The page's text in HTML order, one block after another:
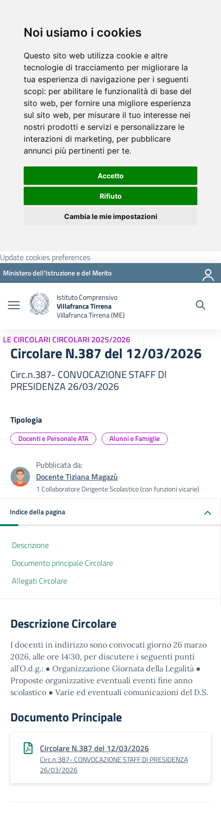
Noi usiamo i cookies
Questo sito web utilizza cookie e altre
tecnologie di tracciamento per migliorare la
tua esperienza di navigazione per i seguenti
scopi: per abilitare le funzionalità di base del
sito web, per fornire una migliore esperienza
sul sito web, per misurare il tuo interesse nei
nostri prodotti e servizi e personalizzare le
interazioni di marketing, per pubblicare
annunci più pertinenti per te.
Accetto
Rifiuto
Cambia le mie impostazioni
Update cookies preferences
Ministero dell'Istruzione e del Merito
Istituto Comprensivo
Villafranca Tirrena
Villafranca Tirrena (ME)
LE CIRCOLARI CIRCOLARI 2025/2026
Circolare N.387 del 12/03/2026
Circ.n.387- CONVOCAZIONE STAFF DI
PRESIDENZA 26/03/2026
Tipologia
Docenti e Personale ATA Alunni e Famiglie
Pubblicata da:
Docente Tiziana Magazù
1 Collaboratore Dirigente Scolastico (con funzioni vicarie)
Indice della pagina
Descrizione
Documento principale Circolare
Allegati Circolare
Descrizione Circolare
I docenti in indirizzo sono convocati giorno 26 marzo
2026, alle ore 14:30, per discutere i seguenti punti
all’O.d.g.: ● Organizzazione Giornata della Legalità ●
Proposte organizzative eventuali eventi fine anno
scolastico ● Varie ed eventuali comunicazioni del D.S.
Documento Principale
Circolare N.387 del 12/03/2026
Circ.n.387- CONVOCAZIONE STAFF DI PRESIDENZA
26/03/2026